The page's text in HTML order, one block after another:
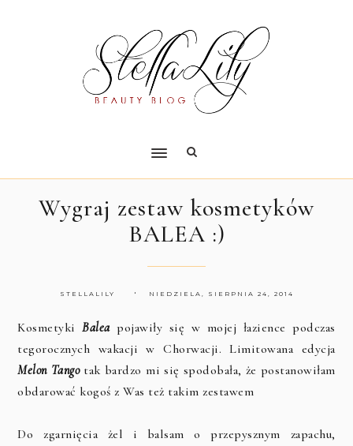
Wygraj zestaw kosmetyków
BALEA :)
STELLALILY NIEDZIELA, SIERPNIA 24, 2014
Kosmetyki Baleapojawiły się w mojej łazience podczas
tegorocznych wakacji w Chorwacji. Limitowana edycja
Melon Tangotak bardzo mi się spodobała, że postanowiłam
obdarować kogoś z Was też takim zestawem
Do zgarnięcia żel i balsam o przepysznym zapachu,